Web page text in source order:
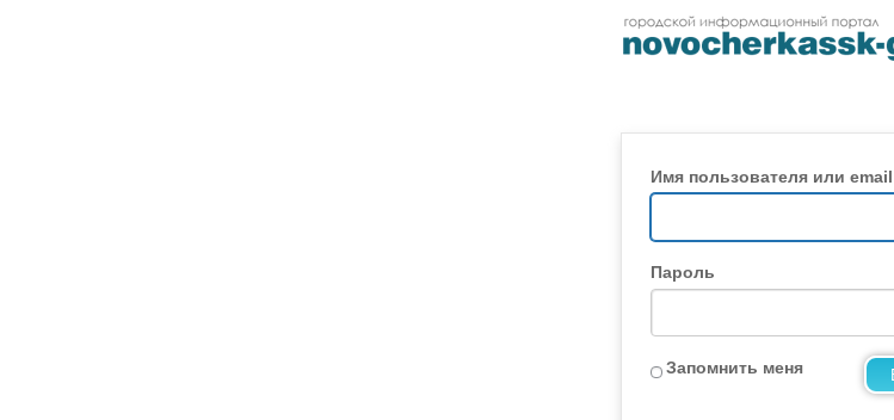
Имя пользователя или email
Пароль
Запомнить меня